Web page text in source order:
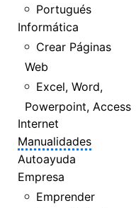
Portugués
Informática
Crear Páginas
Web
Excel, Word,
Powerpoint, Access
Internet
Manualidades
Autoayuda
Empresa
Emprender